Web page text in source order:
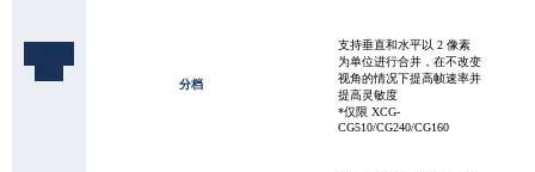
分档
支持垂直和水平以 2 像素
为单位进行合并，在不改变
视角的情况下提高帧速率并
提高灵敏度
*仅限 XCG-
CG510/CG240/CG160